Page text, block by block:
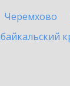
Черемхово